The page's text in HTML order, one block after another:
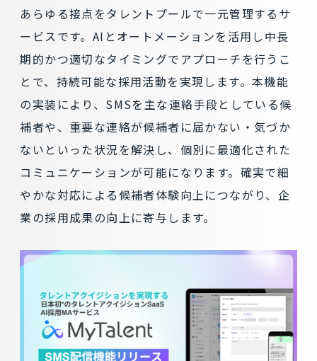
あらゆる接点をタレントプールで一元管理するサ
ービスです。AIとオートメーションを活用し中長
期的かつ適切なタイミングでアプローチを行うこ
とで、持続可能な採用活動を実現します。本機能
の実装により、SMSを主な連絡手段としている候
補者や、重要な連絡が候補者に届かない・気づか
ないといった状況を解決し、個別に最適化された
コミュニケーションが可能になります。確実で細
やかな対応による候補者体験向上につながり、企
業の採用成果の向上に寄与します。